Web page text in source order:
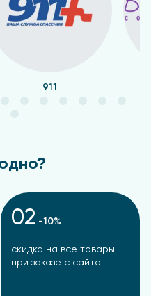
911
02 -10%
скидка на все товары
при заказе с сайта